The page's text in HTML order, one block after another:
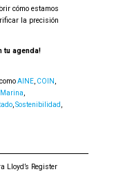
cómo estamos
la precisión
tu agenda!
AINE COIN
Sostenibilidad
Lloyd’s Register